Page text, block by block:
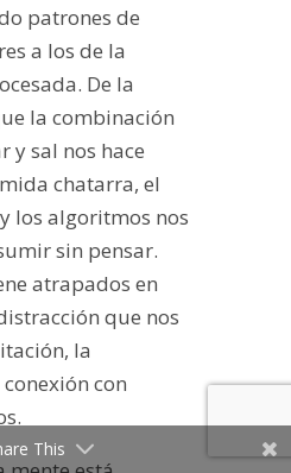
patrones de
a los de la
De la
la combinación
y sal nos hace
chatarra, el
los algoritmos nos
sin pensar.
atrapados en
que nos
la
con
This